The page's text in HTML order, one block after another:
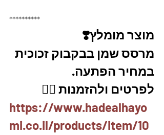
**********
מוצר מומלץ❣️
מרסס שמן בבקבוק זכוכית
במחיר הפתעה.
לפרטים ולהזמנות 👇🏼
https://www.hadealhayo
mi.co.il/products/item/10